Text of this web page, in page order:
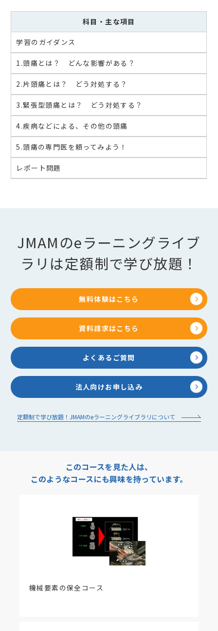
科目 ・主な項目
学習のガイダンス
1.頭痛とは？ どんな影響がある？
2.片頭痛とは？ どう対処する？
3.緊張型頭痛とは？ どう対処する？
4.疾病などによる、その他の頭痛
5.頭痛の専門医を頼ってみよう！
レポート問題
JMAMのeラーニングライブ
ラリは定額制で学び放題！
無料体験はこちら
資料請求はこちら
よくあるご質問
法人向けお申し込み
定額制で学び放題！JMAMのeラーニングライブラリについて
このコースを見た人は、
このようなコースにも興味を持っています。
機械要素の保全コース